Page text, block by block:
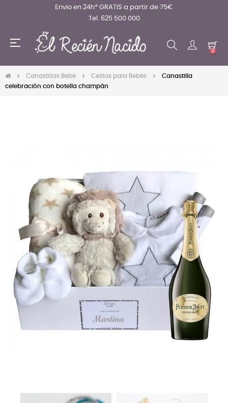
Envio en 24h* GRATIS a partir de 75€
Tel. 625 500 000
Navegación
☰
0
Canastillas Bebé Cestas para Bebés
Canastilla
celebración con botella champán